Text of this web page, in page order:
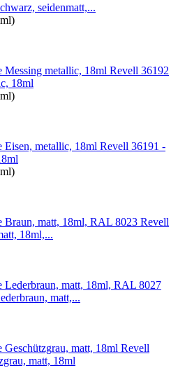
seidenmatt,...
Revell 36192
18ml
Revell 36191 -
Revell
18ml,...
matt,...
Revell
matt, 18ml